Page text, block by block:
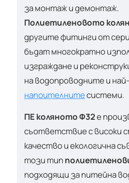
за монтаж и демонтаж.
Полиетиленовото
другите фитинги от
бъдат многократно
изграждане и
на водопроводните и
напоителнитесистеми.
ПЕ коляното Ф32е
съответствие с високи
качество и екологична
този тип
подходящи за питейна